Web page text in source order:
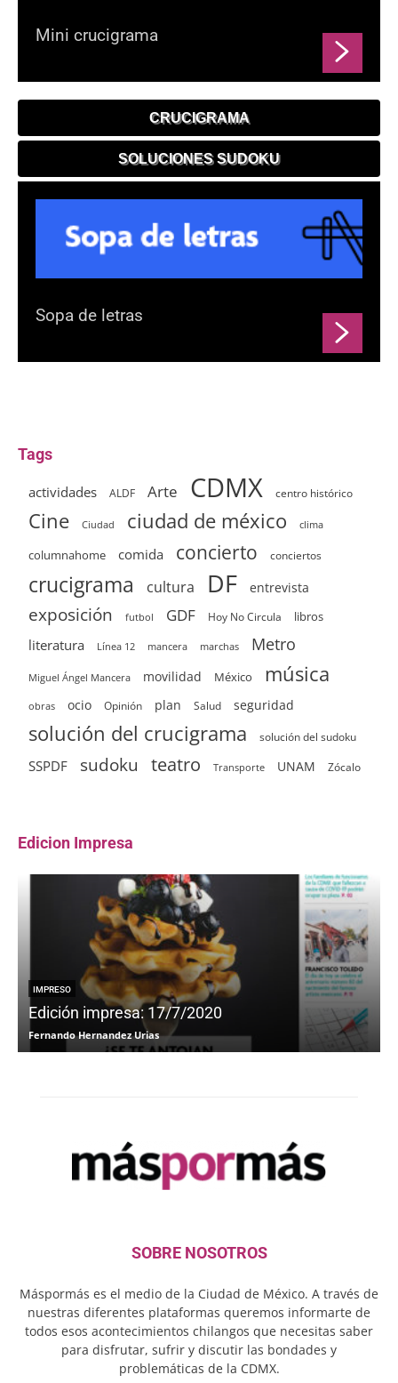
Mini crucigrama
CRUCIGRAMA
SOLUCIONES SUDOKU
Sopa de letras
Tags
actividades ALDF Arte CDMX centro histórico
Cine Ciudad ciudad de méxico clima
columnahome comida concierto conciertos
crucigrama cultura DF entrevista
exposición futbol GDF Hoy No Circula libros
literatura Línea 12 mancera marchas Metro
Miguel Ángel Mancera movilidad México música
obras ocio Opinión plan Salud seguridad
solución del crucigrama solución del sudoku
SSPDF sudoku teatro Transporte UNAM Zócalo
Edicion Impresa
IMPRESO
Edición impresa: 17/7/2020
Fernando Hernandez Urias
SOBRE NOSOTROS
Máspormás es el medio de la Ciudad de México. A través de
nuestras diferentes plataformas queremos informarte de
todos esos acontecimientos chilangos que necesitas saber
para disfrutar, sufrir y discutir las bondades y
problemáticas de la CDMX.